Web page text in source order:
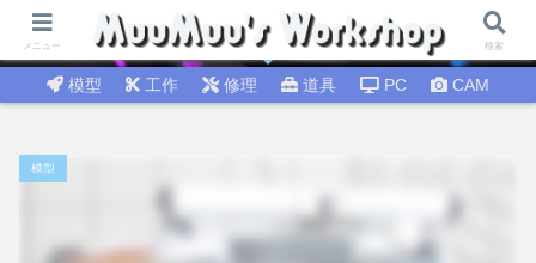
試行錯誤│DIY工作 🛠 DIY修理│温故知新
模型 工作 修理 道具 PC CAM
模型
メニュー 検索